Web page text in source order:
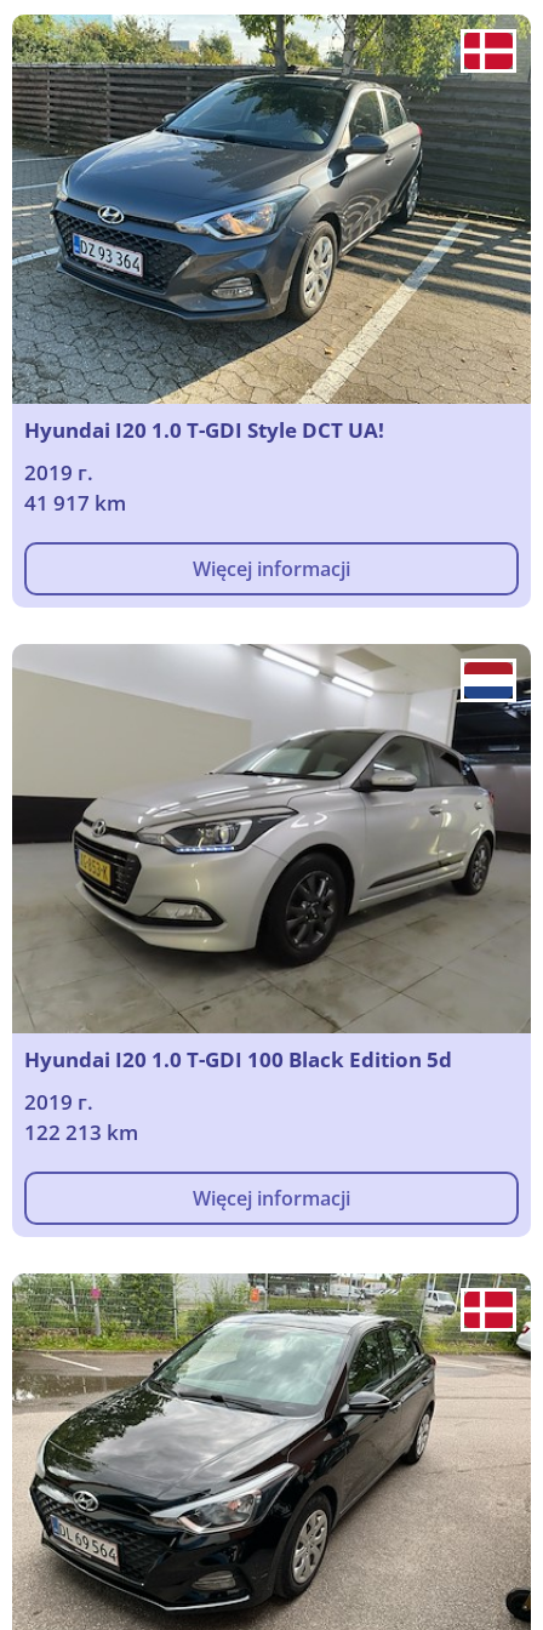
Hyundai I20 1.0 T-GDI Style DCT UA!
2019 г.
41 917 km
Więcej informacji
Hyundai I20 1.0 T-GDI 100 Black Edition 5d
2019 г.
122 213 km
Więcej informacji